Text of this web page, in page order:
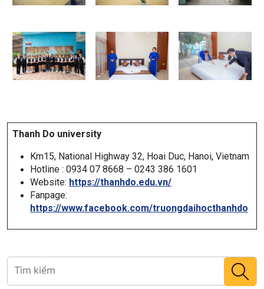
Thanh Do university
Km15, National Highway 32, Hoai Duc, Hanoi, Vietnam
Hotline : 0934 07 8668 – 0243 386 1601
Website: https://thanhdo.edu.vn/
Fanpage:
https://www.facebook.com/truongdaihocthanhdo